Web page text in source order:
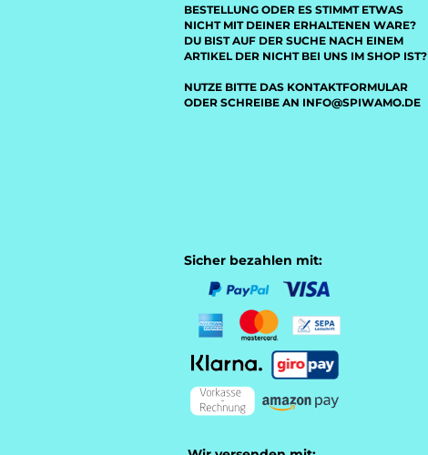
BESTELLUNG ODER ES STIMMT ETWAS
NICHT MIT DEINER ERHALTENEN WARE?
DU BIST AUF DER SUCHE NACH EINEM
ARTIKEL DER NICHT BEI UNS IM SHOP IST?
NUTZE BITTE DAS KONTAKTFORMULAR
ODER SCHREIBE AN INFO@SPIWAMO.DE
Sicher bezahlen mit: